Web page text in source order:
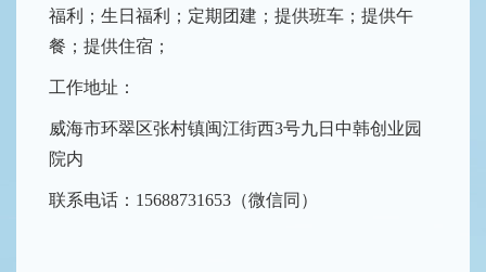
福利；生日福利；定期团建；提供班车；提供午
餐；提供住宿；
工作地址：
威海市环翠区张村镇闽江街西3号九日中韩创业园
院内
联系电话：15688731653（微信同）